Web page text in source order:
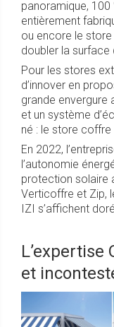
panoramique, 100
entièrement
ou encore le store
doubler la surface
Pour les stores
d’innover en
grande envergure
et un système
né : le store coffre
En 2022,
l’autonomie
protection solaire
Verticoffre et Zip,
IZI s’affichent
L’expertise
et